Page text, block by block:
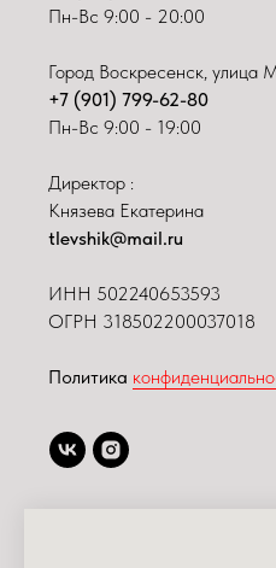
Пн-Вс 9:00 - 20:00
Город Воскресенск, улица
+7 (901) 799-62-80
Пн-Вс 9:00 - 19:00
Директор :
Князева Екатерина
tlevshik@mail.ru
ИНН 502240653593
ОГРН 318502200037018
Политика